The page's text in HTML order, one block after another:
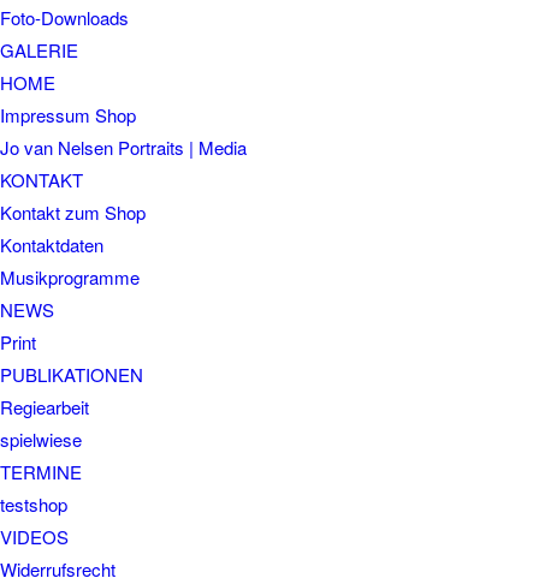
Foto-Downloads
GALERIE
HOME
Impressum Shop
Jo van Nelsen Portraits | Media
KONTAKT
Kontakt zum Shop
Kontaktdaten
Musikprogramme
NEWS
Print
PUBLIKATIONEN
Regiearbeit
spielwiese
TERMINE
testshop
VIDEOS
Widerrufsrecht